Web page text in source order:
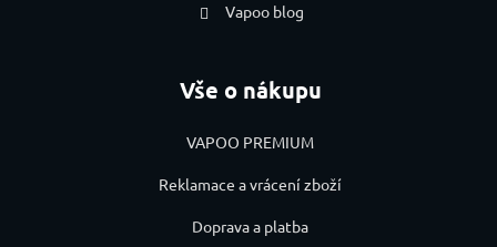
Vapoo blog
Vše o nákupu
VAPOO PREMIUM
Reklamace a vrácení zboží
Doprava a platba